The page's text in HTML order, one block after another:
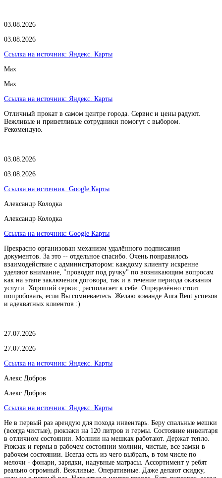
03.08.2026
03.08.2026
Ссылка на источник: Яндекс. Карты
Max
Max
Ссылка на источник: Яндекс. Карты
Отличный прокат в самом центре города. Сервис и цены радуют.
Вежливые и приветливые сотрудники помогут с выбором.
Рекомендую.
03.08.2026
03.08.2026
Ссылка на источник: Google Карты
Александр Колодка
Александр Колодка
Ссылка на источник: Google Карты
Прекрасно организован механизм удалённого подписания
документов. За это -- отдельное спасибо. Очень понравилось
взаимодействие с администратором: каждому клиенту искренне
уделяют внимание, "проводят под ручку" по возникающим вопросам
как на этапе заключения договора, так и в течение периода оказания
услуги. Хороший сервис, располагает к себе. Определённо стоит
попробовать, если Вы сомневаетесь. Желаю команде Aura Rent успехов
и адекватных клиентов :)
27.07.2026
27.07.2026
Ссылка на источник: Яндекс. Карты
Алекс Добров
Алекс Добров
Ссылка на источник: Яндекс. Карты
Не в первый раз арендую для похода инвентарь. Беру спальные мешки
(всегда чистые), рюкзаки на 120 литров и гермы. Состояние инвентаря
в отличном состоянии. Молнии на мешках работают. Держат тепло.
Рюкзак и гермы в рабочем состоянии молнии, чистые, все замки в
рабочем состоянии. Всегда есть из чего выбрать, в том числе по
мелочи - фонари, зарядки, надувные матрасы. Ассортимент у ребят
реально огромный. Вежливые. Оперативные. Даже делают скидку,